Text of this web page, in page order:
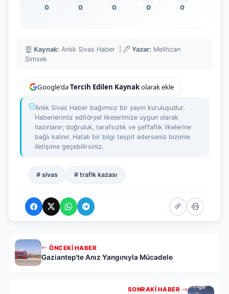
0 0 0 0 0
Kaynak: Anlık Sivas Haber | Yazar: Melihcan
Simsek
Google'daTercih Edilen Kaynakolarak ekle
Anlık Sivas Haber bağımsız bir yayın kuruluşudur.
Haberlerimiz editöryel ilkelerimize uygun olarak
hazırlanır; doğruluk, tarafsızlık ve şeffaflık ilkelerine
bağlı kalınır. Hatalı bir bilgi tespit ederseniz bizimle
iletişime geçebilirsiniz.
# sivas # trafik kazası
ÖNCEKI HABER
Gaziantep'te Anız Yangınıyla Mücadele
SONRAKI HABER